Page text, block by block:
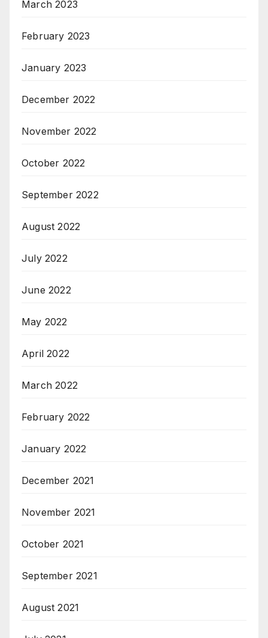
March 2023
February 2023
January 2023
December 2022
November 2022
October 2022
September 2022
August 2022
July 2022
June 2022
May 2022
April 2022
March 2022
February 2022
January 2022
December 2021
November 2021
October 2021
September 2021
August 2021